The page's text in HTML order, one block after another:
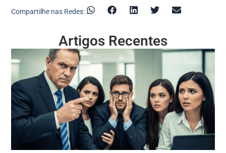
Compartilhe nas Redes:
Artigos Recentes